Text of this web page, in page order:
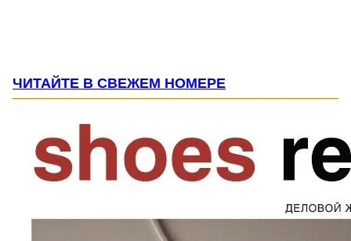
ЧИТАЙТЕ В СВЕЖЕМ НОМЕРЕ